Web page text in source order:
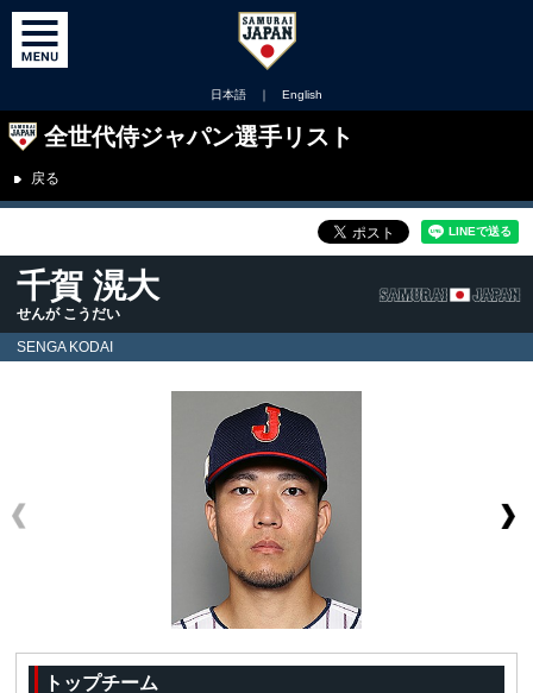
日本語 ｜ English
全世代侍ジャパン選手リスト
戻る
千賀 滉大
せんが こうだい
SENGA KODAI
トップチーム